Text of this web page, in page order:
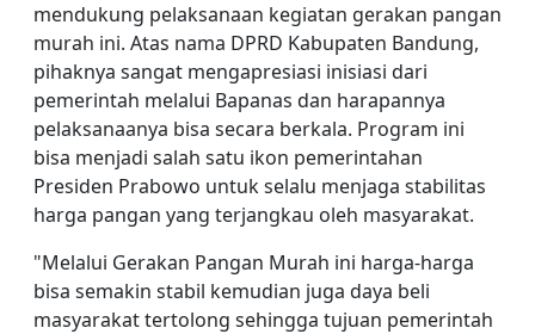
mendukung pelaksanaan kegiatan gerakan pangan
murah ini. Atas nama DPRD Kabupaten Bandung,
pihaknya sangat mengapresiasi inisiasi dari
pemerintah melalui Bapanas dan harapannya
pelaksanaanya bisa secara berkala. Program ini
bisa menjadi salah satu ikon pemerintahan
Presiden Prabowo untuk selalu menjaga stabilitas
harga pangan yang terjangkau oleh masyarakat.
"Melalui Gerakan Pangan Murah ini harga-harga
bisa semakin stabil kemudian juga daya beli
masyarakat tertolong sehingga tujuan pemerintah